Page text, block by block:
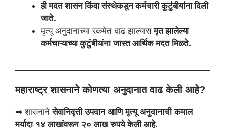
ही मदत शासन किंवा संस्थेकडून कर्मचारी कुटुंबीयांना दिली
जाते.
मृत्यू अनुदानाच्या रकमेत वाढ झाल्यासमृत झालेल्या
कर्मचाऱ्याच्या कुटुंबीयांना जास्त आर्थिक मदत मिळते.
महाराष्ट्र शासनाने कोणत्या अनुदानात वाढ केली आहे?
➡ शासनानेसेवानिवृत्ती उपदान आणि मृत्यू अनुदानाची कमाल
मर्यादा १४ लाखांवरून २० लाख रुपये केली आहे.